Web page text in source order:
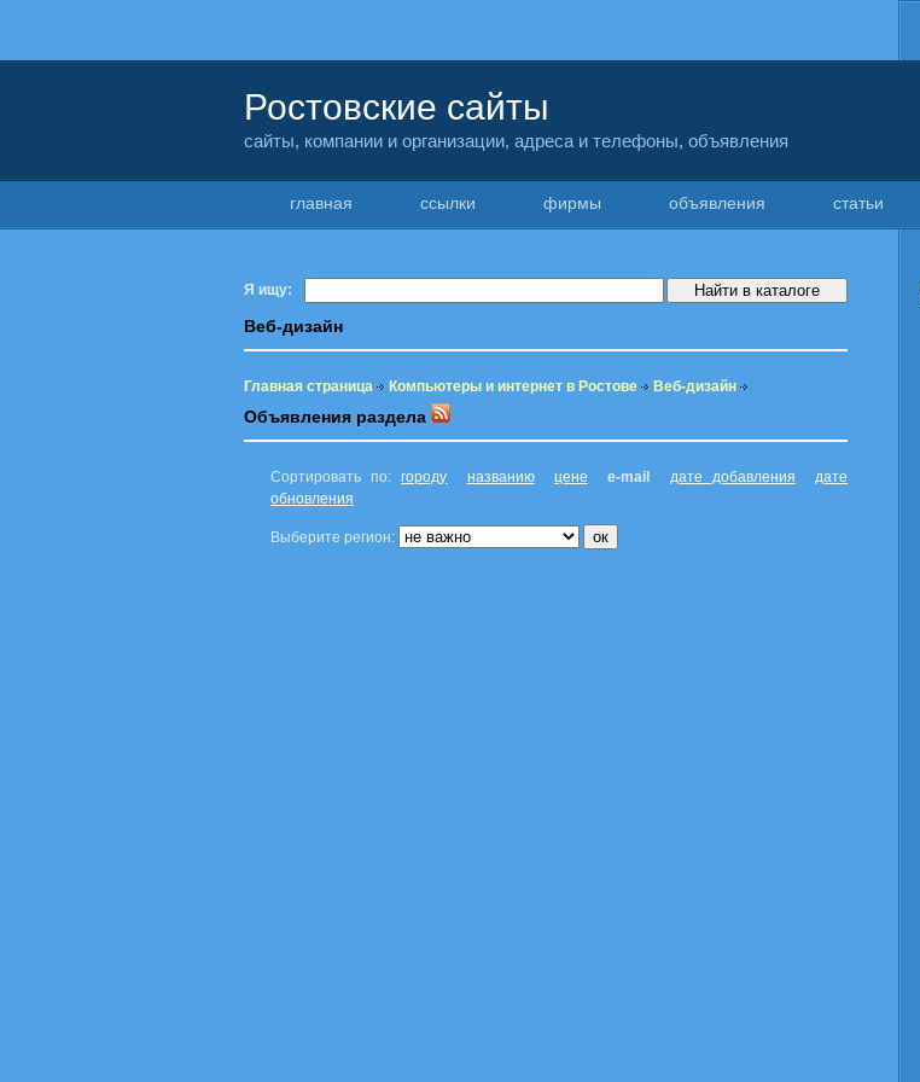
Ростовские сайты
сайты, компании и организации, адреса и телефоны, объявления
главная ссылки фирмы объявления статьи
Я ищу:
Веб-дизайн
Главная страница Компьютеры и интернет в Ростове Веб-дизайн
Объявления раздела
Сортировать по:городу названию цене e-mail дате добавления
дате
обновления
Выберите регион: